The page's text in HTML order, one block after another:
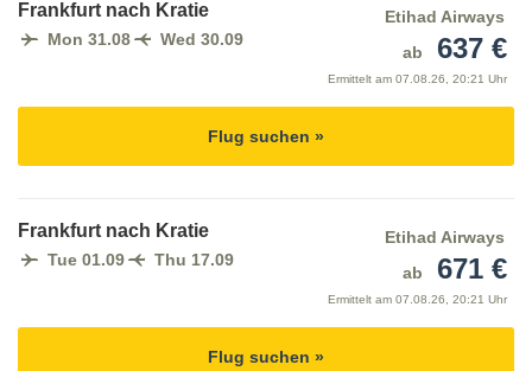
Frankfurt nach Kratie
Mon 31.08 Wed 30.09
Etihad Airways
ab
637 €
Ermittelt am 07.08.26, 20:21 Uhr
Flug suchen »
Frankfurt nach Kratie
Tue 01.09 Thu 17.09
Etihad Airways
ab
671 €
Ermittelt am 07.08.26, 20:21 Uhr
Flug suchen »